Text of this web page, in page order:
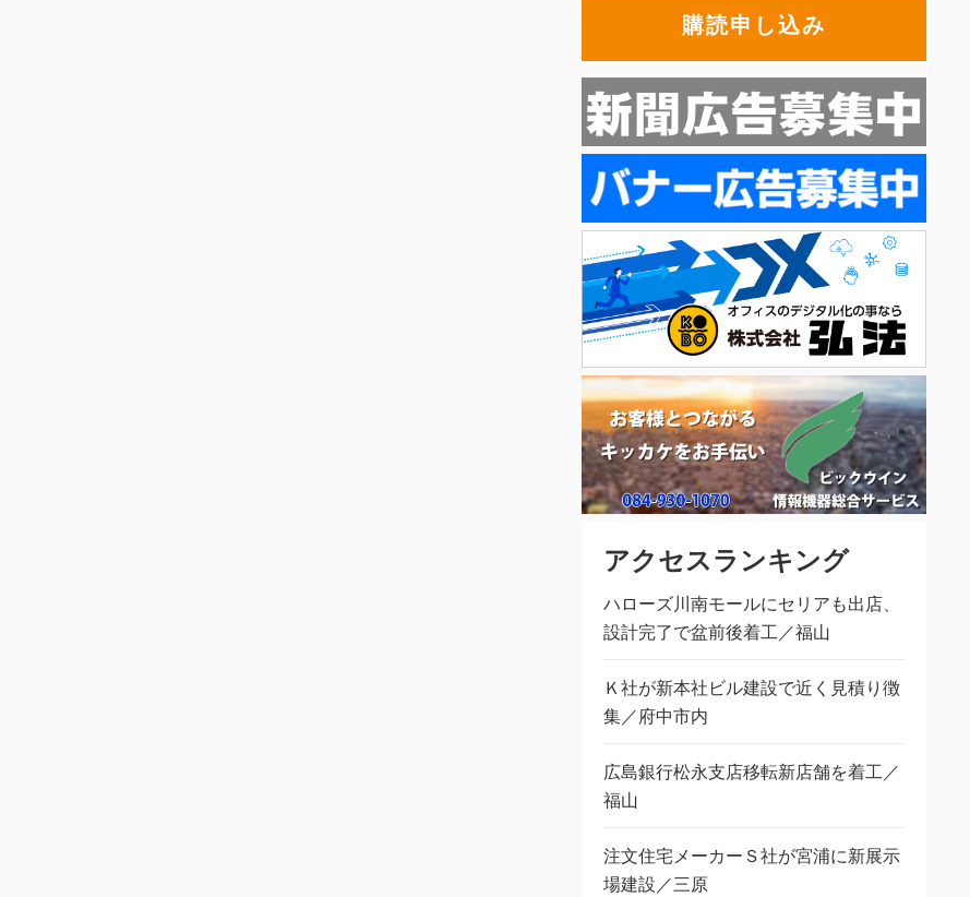
購読申し込み
アクセスランキング
ハローズ川南モールにセリアも出店、
設計完了で盆前後着工／福山
Ｋ社が新本社ビル建設で近く見積り徴
集／府中市内
広島銀行松永支店移転新店舗を着工／
福山
注文住宅メーカーＳ社が宮浦に新展示
場建設／三原